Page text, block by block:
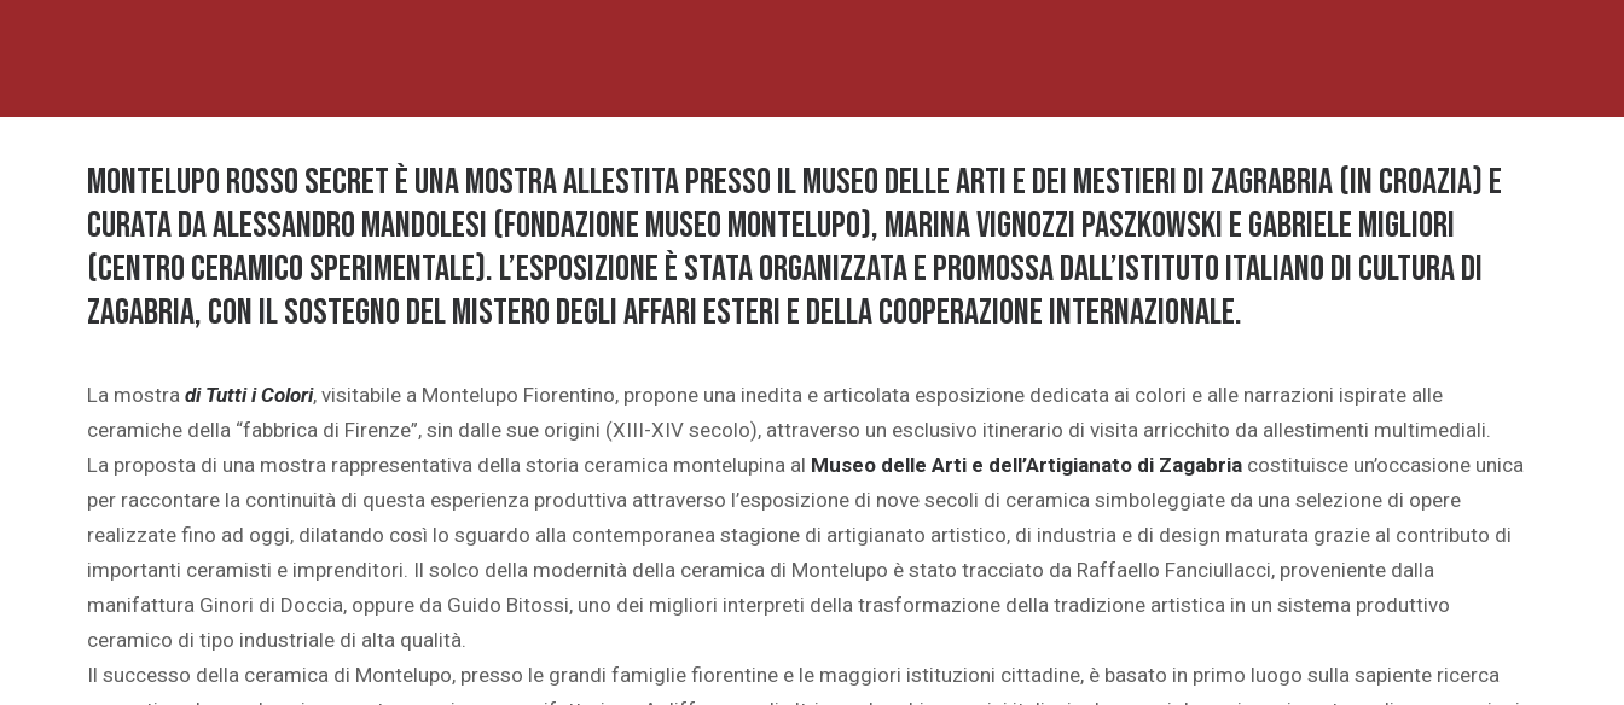
Montelupo Rosso Secret è una mostra allestita presso il Museo delle Arti e dei Mestieri di Zagrabria (in Croazia) e
curata da Alessandro Mandolesi (Fondazione Museo Montelupo), Marina Vignozzi Paszkowski e Gabriele Migliori
(Centro Ceramico Sperimentale). L’esposizione è stata organizzata e promossa dall’Istituto Italiano di Cultura di
Zagabria, con il sostegno del Mistero degli Affari Esteri e della Cooperazione Internazionale.
La mostra di Tutti i Colori, visitabile a Montelupo Fiorentino, propone una inedita e articolata esposizione dedicata ai colori e alle narrazioni ispirate alle
ceramiche della “fabbrica di Firenze”, sin dalle sue origini (XIII-XIV secolo), attraverso un esclusivo itinerario di visita arricchito da allestimenti multimediali.
La proposta di una mostra rappresentativa della storia ceramica montelupina al Museo delle Arti e dell’Artigianato di Zagabria costituisce un’occasione unica
per raccontare la continuità di questa esperienza produttiva attraverso l’esposizione di nove secoli di ceramica simboleggiate da una selezione di opere
realizzate fino ad oggi, dilatando così lo sguardo alla contemporanea stagione di artigianato artistico, di industria e di design maturata grazie al contributo di
importanti ceramisti e imprenditori. Il solco della modernità della ceramica di Montelupo è stato tracciato da Raffaello Fanciullacci, proveniente dalla
manifattura Ginori di Doccia, oppure da Guido Bitossi, uno dei migliori interpreti della trasformazione della tradizione artistica in un sistema produttivo
ceramico di tipo industriale di alta qualità.
Il successo della ceramica di Montelupo, presso le grandi famiglie fiorentine e le maggiori istituzioni cittadine, è basato in primo luogo sulla sapiente ricerca